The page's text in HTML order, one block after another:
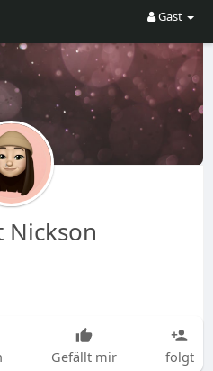
Gast
Nickson
Gefällt mir folgt